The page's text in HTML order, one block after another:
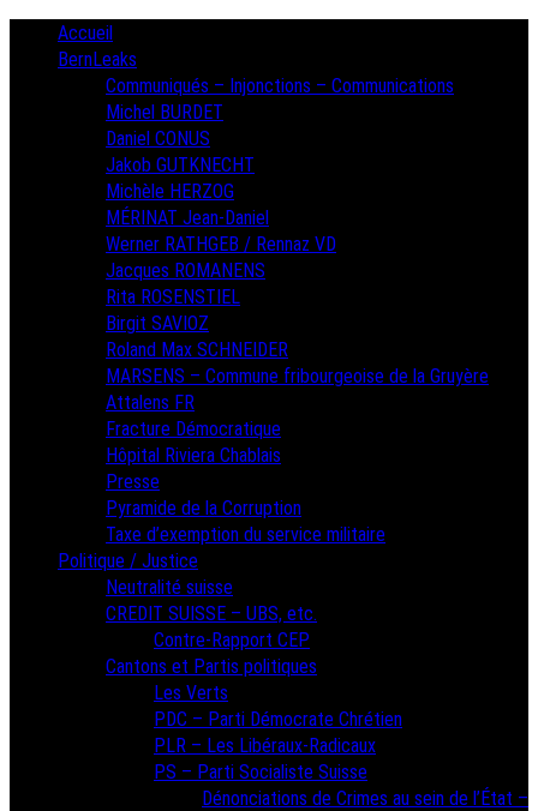
PrimaryAccueil
BernLeaks
Communiqués – Injonctions – Communications
Michel BURDET
Daniel CONUS
Jakob GUTKNECHT
Michèle HERZOG
MÉRINAT Jean-Daniel
Werner RATHGEB / Rennaz VD
Jacques ROMANENS
Rita ROSENSTIEL
Birgit SAVIOZ
Roland Max SCHNEIDER
MARSENS – Commune fribourgeoise de la Gruyère
Attalens FR
Fracture Démocratique
Hôpital Riviera Chablais
Presse
Pyramide de la Corruption
Taxe d’exemption du service militaire
Politique / Justice
Neutralité suisse
CREDIT SUISSE – UBS, etc.
Contre-Rapport CEP
Cantons et Partis politiques
Les Verts
PDC – Parti Démocrate Chrétien
PLR – Les Libéraux-Radicaux
PS – Parti Socialiste Suisse
Dénonciations de Crimes au sein de l’État –